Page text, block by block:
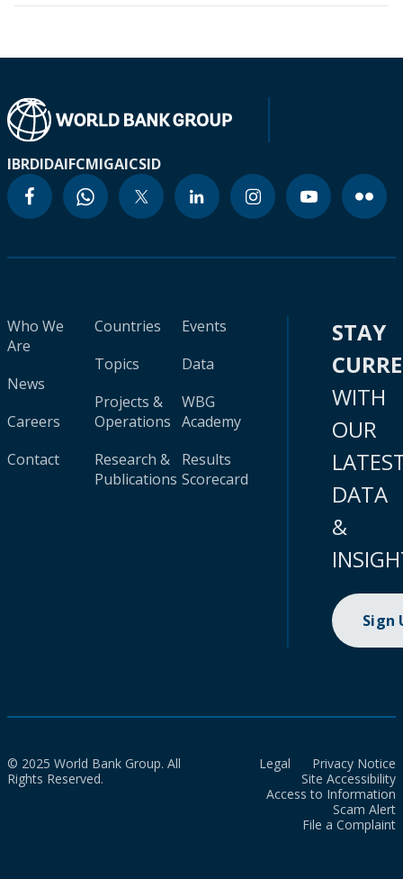
IBRDIDAIFCMIGAICSID
Who We
Are
News
Careers
Contact
Countries
Topics
Projects &
Operations
Research &
Publications
Events
Data
WBG
Academy
Results
Scorecard
STAY
WITH
OUR
DATA
&
Sign
© 2025 World Bank Group. All
Rights Reserved.
Legal
Privacy Notice
Site Accessibility
Access to Information
Scam Alert
File a Complaint